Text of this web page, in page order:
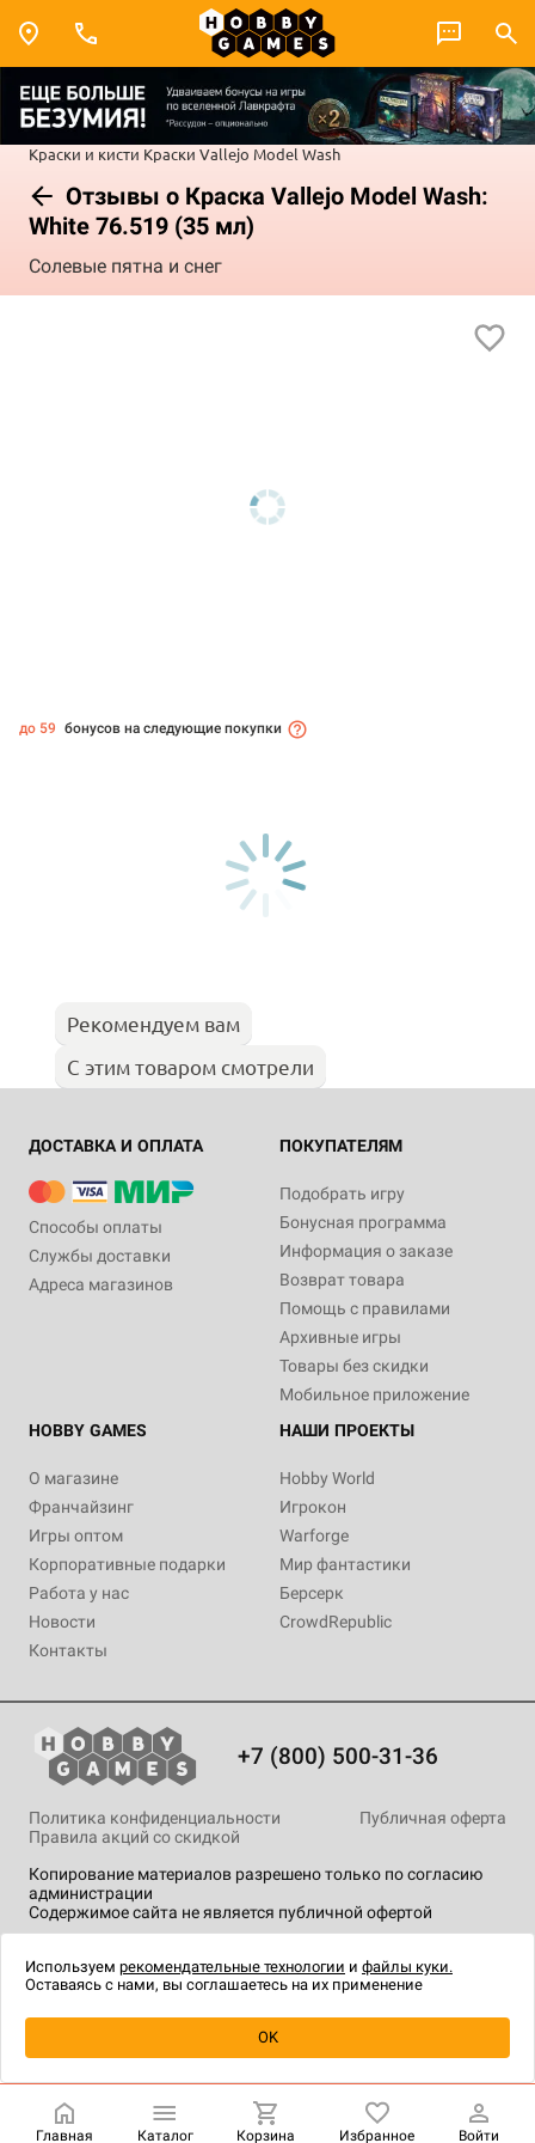
Краски и кисти Краски Vallejo Model Wash
Отзывы о Краска Vallejo Model Wash:
White 76.519 (35 мл)
Солевые пятна и снег
Уведомить о наличии
до 59 бонусов на следующие покупки
Рекомендуем вам
С этим товаром смотрели
ДОСТАВКА И ОПЛАТА
Способы оплаты
Службы доставки
Адреса магазинов
ПОКУПАТЕЛЯМ
Подобрать игру
Бонусная программа
Информация о заказе
Возврат товара
Помощь с правилами
Архивные игры
Товары без скидки
Мобильное приложение
HOBBY GAMES
О магазине
Франчайзинг
Игры оптом
Корпоративные подарки
Работа у нас
Новости
Контакты
НАШИ ПРОЕКТЫ
Hobby World
Игрокон
Warforge
Мир фантастики
Берсерк
CrowdRepublic
+7 (800) 500-31-36
Копирование материалов разрешено только по согласию
администрации
Содержимое сайта не является публичной офертой
Политика конфиденциальности
Публичная оферта
Правила акций со скидкой
технологии.
Главная Каталог Корзина Избранное Войти
Используем рекомендательные технологии и файлы куки.
Оставаясь с нами, вы соглашаетесь на их применение
OK